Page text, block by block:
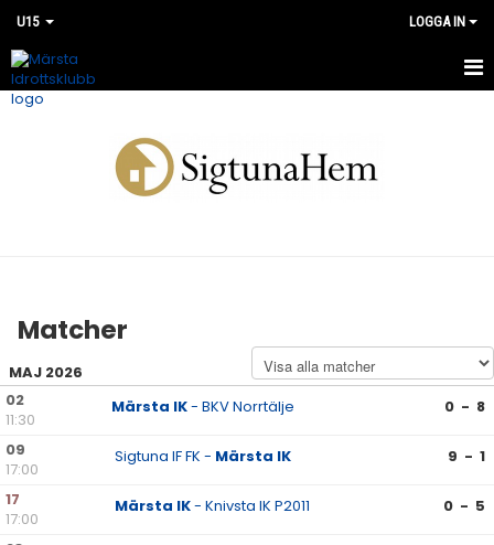
U15 LOGGA IN
HEM
KONTAKT
Matcher
MAJ 2026
02
11:30
Märsta IK- BKV Norrtälje 0 - 8
09
17:00
Sigtuna IF FK - Märsta IK 9 - 1
17
17:00
Märsta IK- Knivsta IK P2011 0 - 5